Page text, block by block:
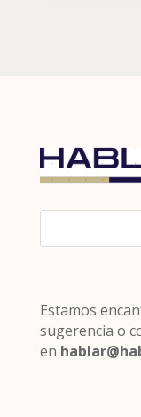
Estamos
sugerencia o
en